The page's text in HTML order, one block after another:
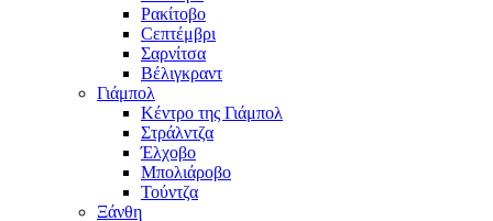
Ρακίτοβο
Сεπτέμβρι
Σαρνίτσα
Βέλιγκραντ
Γιάμπολ
Κέντρο της Γιάμπολ
Στράλντζα
Έλχοβο
Μπολιάροβο
Τούντζα
Ξάνθη